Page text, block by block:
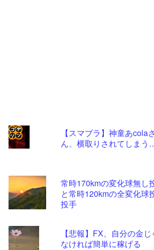
【スマブラ】神童あcolaさ
ん、横取りされてしまう
常時170kmの変化球無し
と常時120kmの全変化球
投手
【悲報】FX、自分の金じ
なければ簡単に稼げる
コテ
- 固
定リ
ンク
更新
ツー